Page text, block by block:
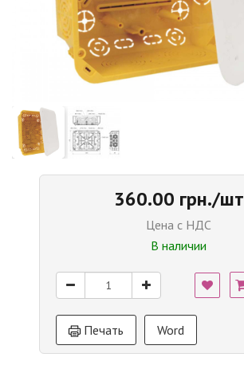
360.00 грн./шт
Цена с НДС
В наличии
Печать Word